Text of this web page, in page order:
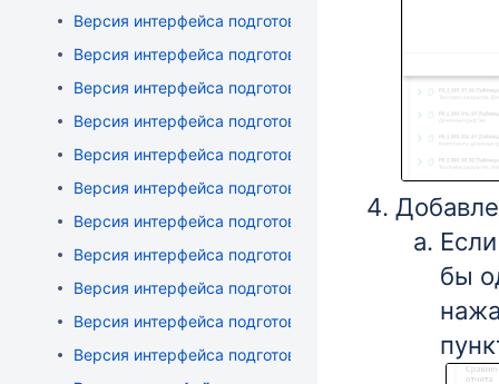
Версия интерфейса подготовки и сбора данных: 1.6 от
Версия интерфейса подготовки и сбора данных: 1.7
Версия интерфейса подготовки и сбора данных: 1.8
Версия интерфейса подготовки и сбора данных: 1.9 от
Версия интерфейса подготовки и сбора данных: 1.10 от
Версия интерфейса подготовки и сбора данных: 1.11 от
Версия интерфейса подготовки и сбора данных: 1.12
Версия интерфейса подготовки и сбора данных: 1.13
Версия интерфейса подготовки и сбора данных: 1.14
Версия интерфейса подготовки и сбора данных: 1.15
Версия интерфейса подготовки и сбора данных: 1.16
бы